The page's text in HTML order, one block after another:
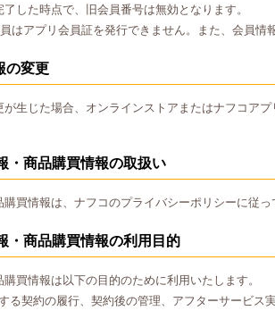
した時点で、旧会員番号は無効となります。
はアプリ会員証を発行できません。また、会員情
の変更
が生じた場合、オンラインストアまたはナフコア
・商品購買情報の取扱い
買情報は、ナフコのプライバシーポリシーに従っ
・商品購買情報の利用目的
買情報は以下の目的のために利用いたします。
する契約の履行、契約後の管理、アフターサービス